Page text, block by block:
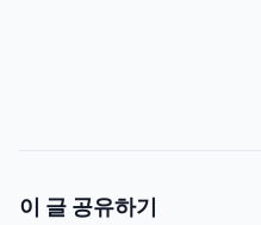
이 글 공유하기